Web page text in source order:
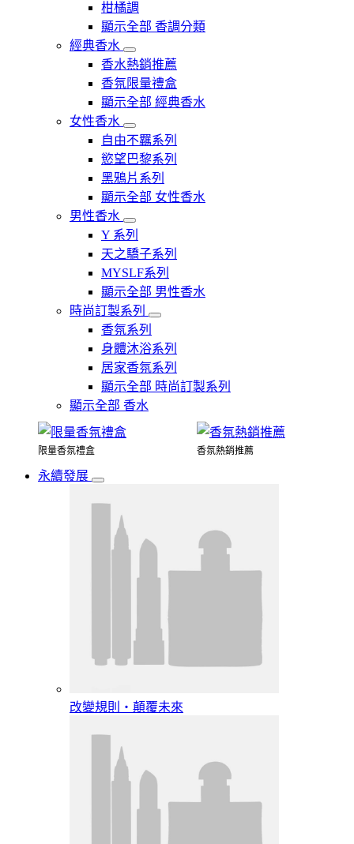
柑橘調
顯示全部 香調分類
經典香水
香水熱銷推薦
香氛限量禮盒
顯示全部 經典香水
女性香水
自由不羈系列
慾望巴黎系列
黑鴉片系列
顯示全部 女性香水
男性香水
Y 系列
天之驕子系列
MYSLF系列
顯示全部 男性香水
時尚訂製系列
香氛系列
身體沐浴系列
居家香氛系列
顯示全部 時尚訂製系列
顯示全部 香水
限量香氛禮盒 香氛熱銷推薦
永續發展
改變規則‧顛覆未來